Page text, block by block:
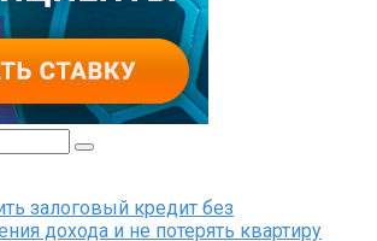
залоговый кредит без
дохода и не потерять квартиру